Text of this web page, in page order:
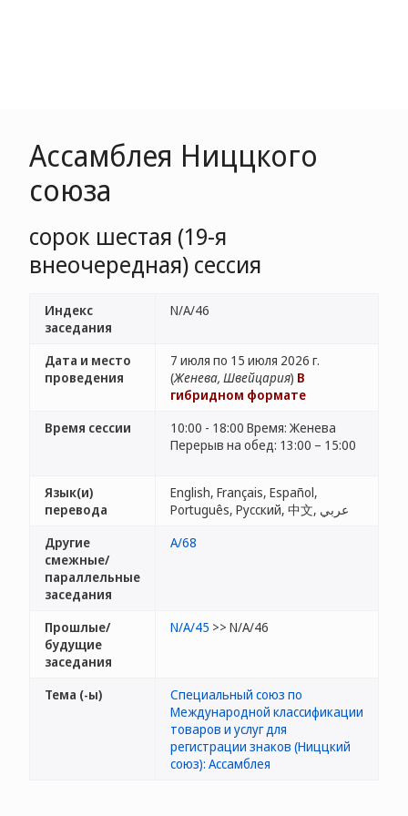
Ассамблея Ниццкого
союза
сорок шестая (19-я
внеочередная) сессия
Индекс
заседания
N/A/46
Дата и место
проведения
7 июля по 15 июля 2026 г.
(Женева, Швейцария) В
гибридном формате
Время сессии
10:00 - 18:00 Время: Женева
Перерыв на обед: 13:00 – 15:00
Язык(и)
перевода
English, Français, Español,
Português, Русский, 中文, عربي
Другие
смежные/
параллельные
заседания
A/68
Прошлые/
будущие
заседания
N/A/45 >> N/A/46
Тема (-ы)
Специальный союз по
Международной классификации
товаров и услуг для
регистрации знаков (Ниццкий
союз): Ассамблея